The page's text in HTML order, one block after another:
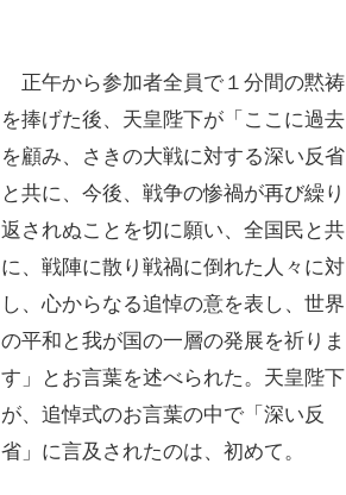
正午から参加者全員で１分間の黙祷
を捧げた後、天皇陛下が「ここに過去
を顧み、さきの大戦に対する深い反省
と共に、今後、戦争の惨禍が再び繰り
返されぬことを切に願い、全国民と共
に、戦陣に散り戦禍に倒れた人々に対
し、心からなる追悼の意を表し、世界
の平和と我が国の一層の発展を祈りま
す」とお言葉を述べられた。天皇陛下
が、追悼式のお言葉の中で「深い反
省」に言及されたのは、初めて。